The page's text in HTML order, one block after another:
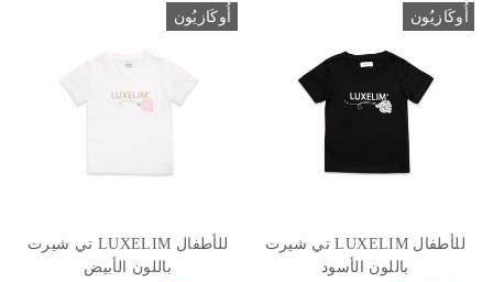
أُوكَازيُون
تي شيرت LUXELIM للأطفال
باللون الأبيض
أُوكَازيُون
تي شيرت LUXELIM للأطفال
باللون الأسود